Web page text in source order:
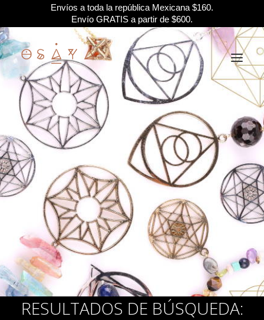
Envíos a toda la república Mexicana $160.
Envío GRATIS a partir de $600.
Cart
RESULTADOS DE BÚSQUEDA: